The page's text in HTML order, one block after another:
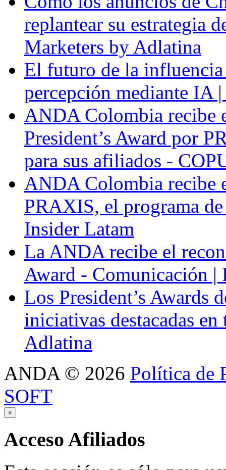
replantear su estrategia
Marketers by Adlatina
El futuro de la influencia
percepción mediante IA
ANDA Colombia recibe
President’s Award por
para sus afiliados -
ANDA Colombia recibe
PRAXIS, el programa
Insider Latam
La ANDA recibe el
Award - Comunicación |
Los President’s Awards
iniciativas destacadas
Adlatina
ANDA © 2026 Política de
SOFT
×
Acceso Afiliados